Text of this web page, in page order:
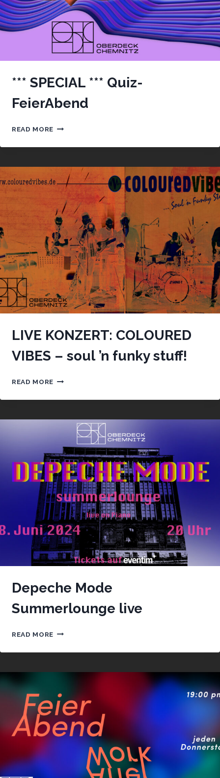
*** SPECIAL *** Quiz-
FeierAbend
READ MORE ***
***
FEIERABEND
LIVE KONZERT: COLOURED
VIBES – soul ’n funky stuff!
READ MORE LIVE
COLOURED
–
FUNKY
STUFF!
Depeche Mode
Summerlounge live
READ MORE DEPECHE
SUMMERLOUNGE